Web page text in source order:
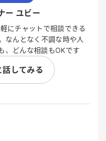
ー ユビー
にチャットで相談できる
なんとなく不調な時や人
、どんな相談もOKです
してみる